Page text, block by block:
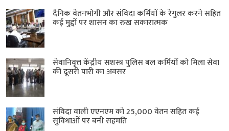
दैनिक वेतनभोगी और संविदा कर्मियों के रेगुलर करने सहित
कई मुद्दों पर शासन का रुख सकारात्मक
सेवानिवृत्त केंद्रीय सशस्त्र पुलिस बल ​कर्मियों को मिला सेवा
की दूसरी पारी का अवसर
संविदा वाली एएनएम को 25,000 वेतन सहित कई
सुविधाओं पर बनी सहमति